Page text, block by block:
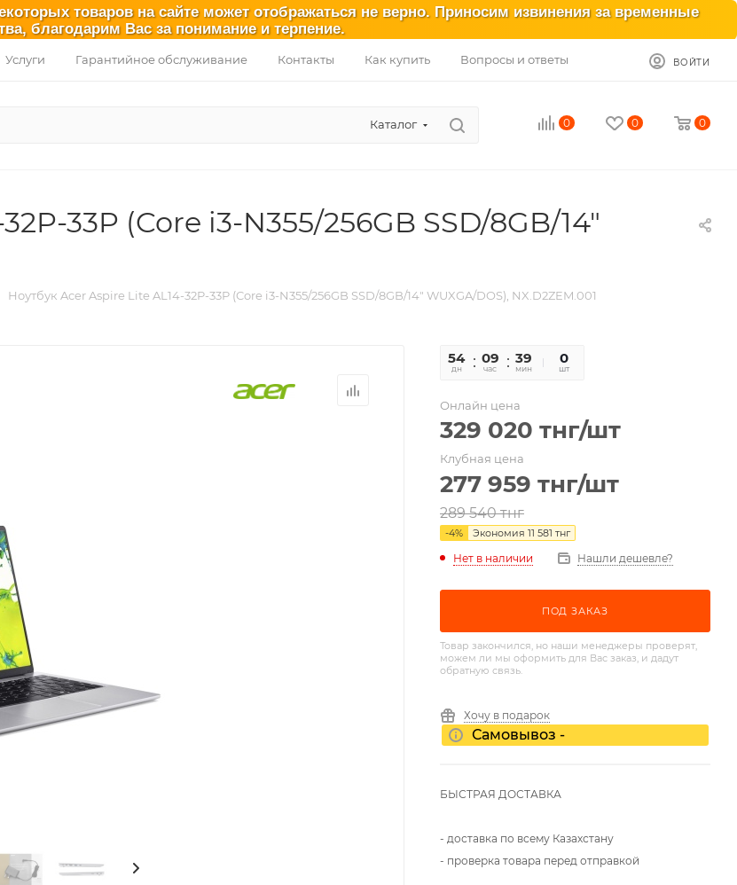
товаров на сайте может отображаться не верно. Приносим извинения за временные
благодарим Вас за понимание и терпение.
Услуги Гарантийное обслуживание Контакты Как купить Вопросы и ответы ВОЙТИ
Каталог 0 0 0
33P (Core i3-N355/256GB SSD/8GB/14"
Ноутбук Acer Aspire Lite AL14-32P-33P (Core i3-N355/256GB SSD/8GB/14" WUXGA/DOS), NX.D2ZEM.001
54
дн
09
час
39
мин
35
сек
0
шт
Онлайн цена
329 020 тнг/шт
Клубная цена
277 959 тнг/шт
289 540тнг
-4% Экономия 11 581 тнг
Нет в наличии Нашли дешевле?
ПОД ЗАКАЗ
Товар закончился, но наши менеджеры проверят,
можем ли мы оформить для Вас заказ, и дадут
обратную связь.
Хочу в подарок
Самовывоз -
БЫСТРАЯ ДОСТАВКА
- доставка по всему Казахстану
- проверка товара перед отправкой